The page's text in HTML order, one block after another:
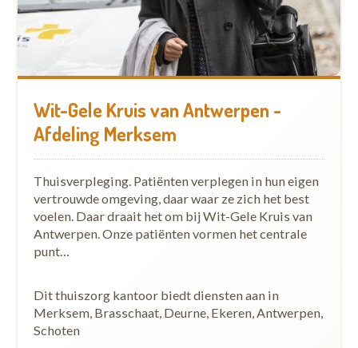
Wit-Gele Kruis van Antwerpen -
Afdeling Merksem
Thuisverpleging. Patiënten verplegen in hun eigen
vertrouwde omgeving, daar waar ze zich het best
voelen. Daar draait het om bij Wit-Gele Kruis van
Antwerpen. Onze patiënten vormen het centrale
punt…
Dit thuiszorg kantoor biedt diensten aan in
Merksem, Brasschaat, Deurne, Ekeren, Antwerpen,
Schoten